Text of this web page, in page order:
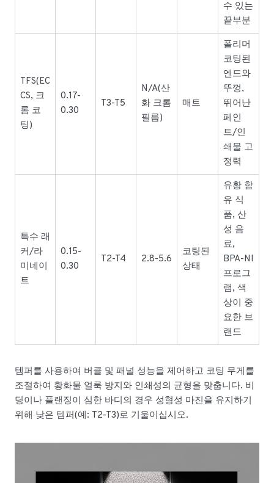
수 있는
끝부분
TFS(EC
CS, 크
롬 코
팅)
0.17-
0.30
T3-T5
N/A(산
화 크롬
필름)
매트
폴리머
코팅된
엔드와
뚜껑,
뛰어난
페인
트/인
쇄물 고
정력
특수 래
커/라
미네이
트
0.15-
0.30
T2-T4 2.8-5.6
코팅된
상태
유황 함
유 식
품, 산
성 음
료,
BPA-NI
프로그
램, 색
상이 중
요한 브
랜드
템퍼를 사용하여 버클 및 패널 성능을 제어하고 코팅 무게를
조절하여 황화물 얼룩 방지와 인쇄성의 균형을 맞춥니다. 비
딩이나 플랜징이 심한 바디의 경우 성형성 마진을 유지하기
위해 낮은 템퍼(예: T2-T3)로 기울이십시오.